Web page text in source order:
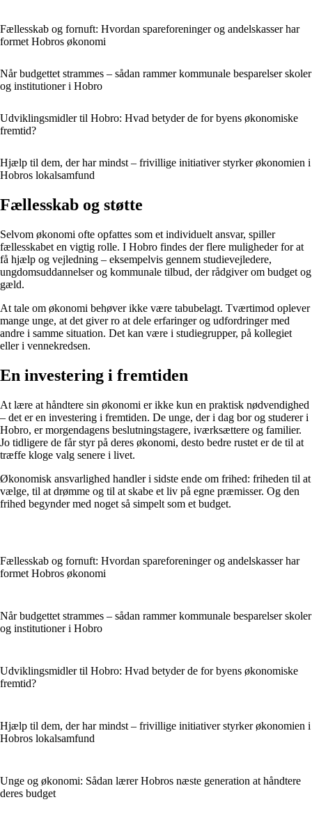
Fællesskab og fornuft: Hvordan spareforeninger og andelskasser har
formet Hobros økonomi
Når budgettet strammes – sådan rammer kommunale besparelser skoler
og institutioner i Hobro
Udviklingsmidler til Hobro: Hvad betyder de for byens økonomiske
fremtid?
Hjælp til dem, der har mindst – frivillige initiativer styrker økonomien i
Hobros lokalsamfund
Fællesskab og støtte
Selvom økonomi ofte opfattes som et individuelt ansvar, spiller
fællesskabet en vigtig rolle. I Hobro findes der flere muligheder for at
få hjælp og vejledning – eksempelvis gennem studievejledere,
ungdomsuddannelser og kommunale tilbud, der rådgiver om budget og
gæld.
At tale om økonomi behøver ikke være tabubelagt. Tværtimod oplever
mange unge, at det giver ro at dele erfaringer og udfordringer med
andre i samme situation. Det kan være i studiegrupper, på kollegiet
eller i vennekredsen.
En investering i fremtiden
At lære at håndtere sin økonomi er ikke kun en praktisk nødvendighed
– det er en investering i fremtiden. De unge, der i dag bor og studerer i
Hobro, er morgendagens beslutningstagere, iværksættere og familier.
Jo tidligere de får styr på deres økonomi, desto bedre rustet er de til at
træffe kloge valg senere i livet.
Økonomisk ansvarlighed handler i sidste ende om frihed: friheden til at
vælge, til at drømme og til at skabe et liv på egne præmisser. Og den
frihed begynder med noget så simpelt som et budget.
Fællesskab og fornuft: Hvordan spareforeninger og andelskasser har
formet Hobros økonomi
Når budgettet strammes – sådan rammer kommunale besparelser skoler
og institutioner i Hobro
Udviklingsmidler til Hobro: Hvad betyder de for byens økonomiske
fremtid?
Hjælp til dem, der har mindst – frivillige initiativer styrker økonomien i
Hobros lokalsamfund
Unge og økonomi: Sådan lærer Hobros næste generation at håndtere
deres budget